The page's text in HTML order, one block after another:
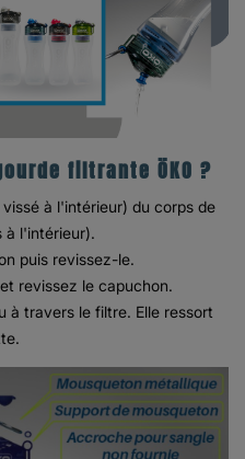
filtrante ÖKO ?
à l'intérieur) du corps de
à l'intérieur).
puis revissez-le.
revissez le capuchon.
à travers le filtre. Elle ressort